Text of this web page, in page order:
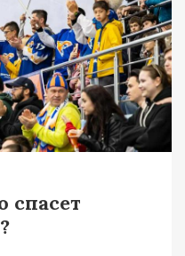
спасет